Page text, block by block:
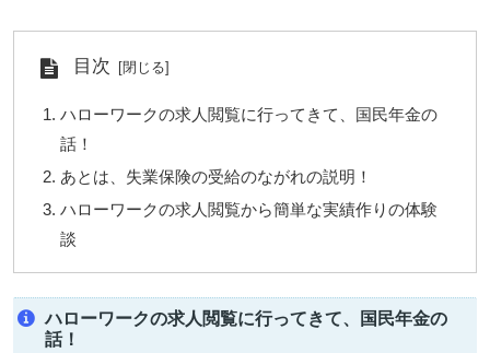
目次
ハローワークの求人閲覧に行ってきて、国民年金の
話！
あとは、失業保険の受給のながれの説明！
ハローワークの求人閲覧から簡単な実績作りの体験
談
ハローワークの求人閲覧に行ってきて、国民年金の
話！